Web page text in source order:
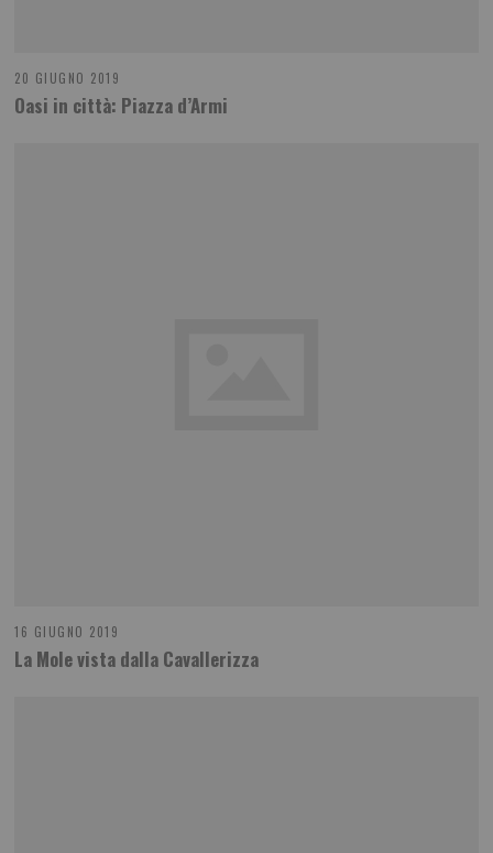
20 GIUGNO 2019
Oasi in città: Piazza d’Armi
16 GIUGNO 2019
La Mole vista dalla Cavallerizza